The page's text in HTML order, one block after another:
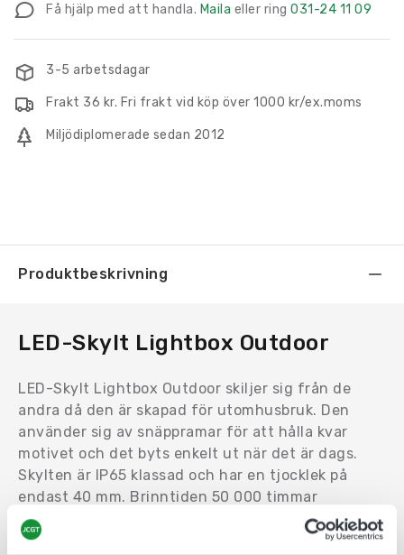
Outdoor
mängd
Få hjälp med att handla. Maila eller ring 031-24 11 09
3-5 arbetsdagar
Frakt 36 kr. Fri frakt vid köp över 1000 kr/ex.moms
Miljödiplomerade sedan 2012
Produktbeskrivning
LED-Skylt Lightbox Outdoor
LED-Skylt Lightbox Outdoor skiljer sig från de
andra då den är skapad för utomhusbruk. Den
använder sig av snäppramar för att hålla kvar
motivet och det byts enkelt ut när det är dags.
Skylten är IP65 klassad och har en tjocklek på
endast 40 mm. Brinntiden 50 000 timmar
Välj mellan olika storlekar, varje storlek har ett